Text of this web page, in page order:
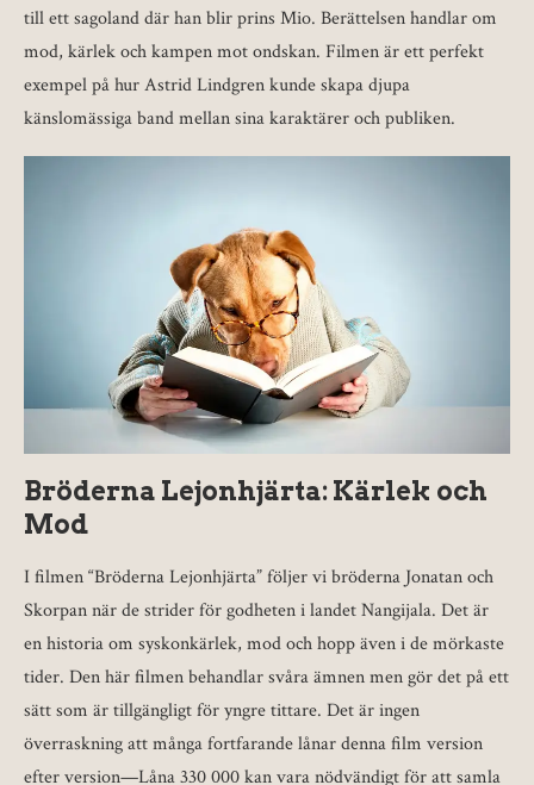
till ett sagoland där han blir prins Mio. Berättelsen handlar om
mod, kärlek och kampen mot ondskan. Filmen är ett perfekt
exempel på hur Astrid Lindgren kunde skapa djupa
känslomässiga band mellan sina karaktärer och publiken.
Bröderna Lejonhjärta: Kärlek och
Mod
I filmen “Bröderna Lejonhjärta” följer vi bröderna Jonatan och
Skorpan när de strider för godheten i landet Nangijala. Det är
en historia om syskonkärlek, mod och hopp även i de mörkaste
tider. Den här filmen behandlar svåra ämnen men gör det på ett
sätt som är tillgängligt för yngre tittare. Det är ingen
överraskning att många fortfarande lånar denna film version
efter version—Låna 330 000 kan vara nödvändigt för att samla